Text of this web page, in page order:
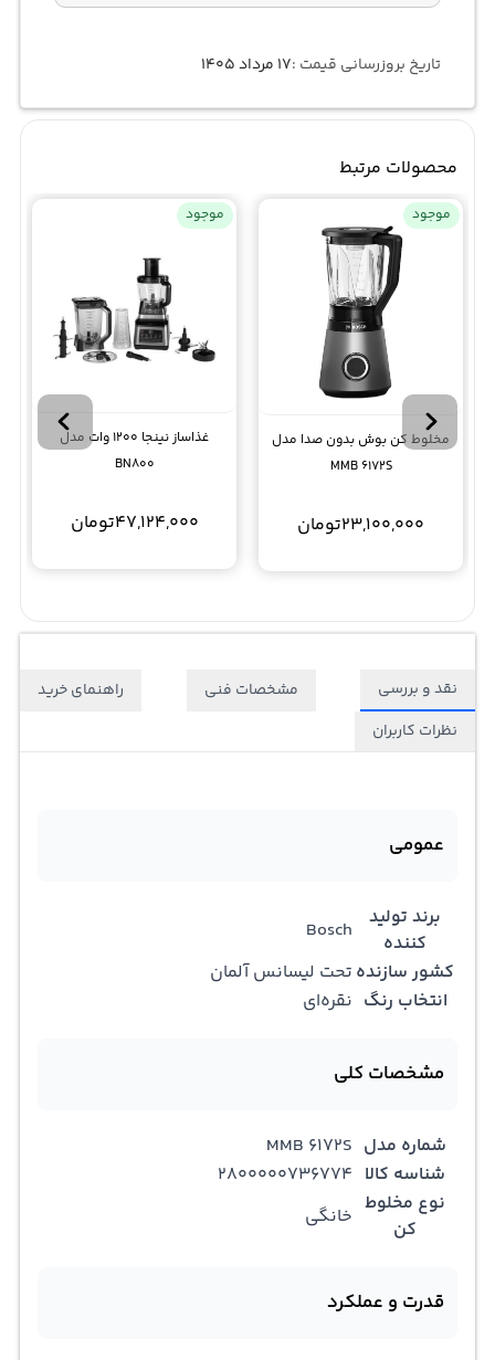
تاریخ بروزرسانی قیمت :۱۷ مرداد ۱۴۰۵
محصولات مرتبط
موجود
مخلوط کن بوش بدون صدا مدل
MMB 6172S
23,100,000تومان
موجود
غذاساز نینجا 1200 وات مدل
BN800
47,124,000تومان
نقد و بررسی مشخصات فنی
راهنمای خرید
نظرات کاربران
عمومی
برند تولید
کننده
Bosch
کشور سازنده تحت لیسانس آلمان
انتخاب رنگ نقره‌ای
مشخصات کلی
شماره مدل MMB 6172S
شناسه کالا ۲۸۰۰۰۰۰۷۳۶۷۷۴
نوع مخلوط
کن
خانگی
قدرت و عملکرد